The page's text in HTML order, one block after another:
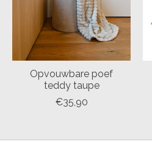
Opvouwbare poef
teddy taupe
€35,90